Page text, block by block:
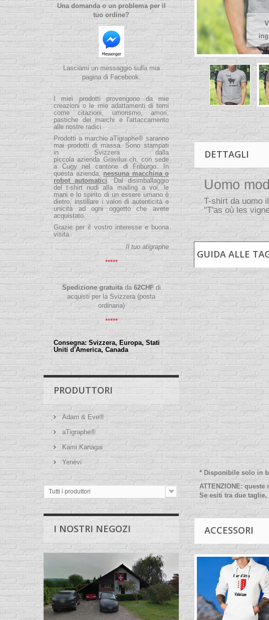
Una domanda o un problema per il
tuo ordine?
Lasciami un messaggio sulla mia
pagina di Facebook.
I miei prodotti provengono da mie
creazioni o le mie adattamenti di temi
come citazioni, umorismo, amori,
pastiche dei marchi e l'attaccamento
alle nostre radici.
Prodotti a marchio aTigraphe® saranno
mai prodotti di massa. Sono stampati
in Svizzera dalla
piccolaazienda Gravilux.ch, con sede
a Cugy nel cantone di Friburgo. In
questa azienda,nessuna macchina o
robot automatici. Dal disimballaggio
del t-shirt nudi alla mailing a voi, le
mani e lo spirito di un essere umano è
dietro, instillare i valori di autenticità e
unicità ad ogni oggetto che avete
acquistato.
Grazie per il vostro interesse e buona
visita
Il tuo atigraphe
*****
Spedizione gratuitada62CHFdi
acquisti per la Svizzera (posta
ordinaria)
*****
Consegna:Svizzera, Europa, Stati
Uniti d'America, Canada
PRODUTTORI
Adam & Eve®
aTigraphe®
Kami Kanagai
Yenévi
Tutti i produttori
I NOSTRI NEGOZI
DETTAGLI
Uomo
T-shirt da uomo
"T'as où les
GUIDA ALLE
* Disponibile solo in
ATTENZIONE:
Se esiti tra due
ACCESSORI